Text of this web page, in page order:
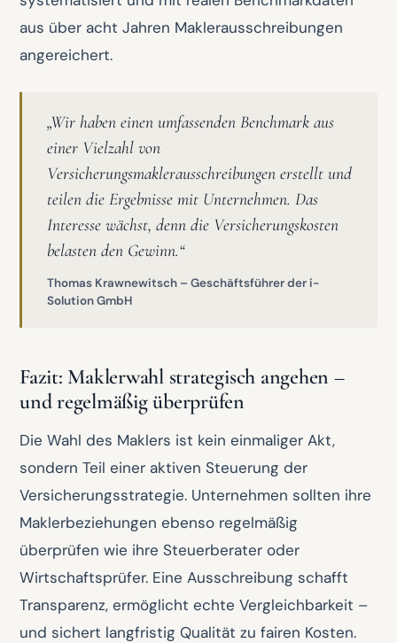
aus über acht Jahren Maklerausschreibungen
angereichert.
„Wir haben einen umfassenden Benchmark aus
einer Vielzahl von
Versicherungsmaklerausschreibungen erstellt und
teilen die Ergebnisse mit Unternehmen. Das
Interesse wächst, denn die Versicherungskosten
belasten den Gewinn.“
Thomas Krawnewitsch – Geschäftsführer der i-
Solution GmbH
Fazit: Maklerwahl strategisch angehen –
und regelmäßig überprüfen
Die Wahl des Maklers ist kein einmaliger Akt,
sondern Teil einer aktiven Steuerung der
Versicherungsstrategie. Unternehmen sollten ihre
Maklerbeziehungen ebenso regelmäßig
überprüfen wie ihre Steuerberater oder
Wirtschaftsprüfer. Eine Ausschreibung schafft
Transparenz, ermöglicht echte Vergleichbarkeit –
und sichert langfristig Qualität zu fairen Kosten.